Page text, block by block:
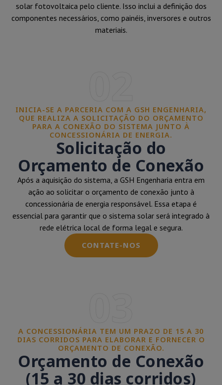
solar fotovoltaica pelo cliente. Isso inclui a definição dos
componentes necessários, como painéis, inversores e outros
materiais.
INICIA-SE A PARCERIA COM A GSH ENGENHARIA,
QUE REALIZA A SOLICITAÇÃO DO ORÇAMENTO
PARA A CONEXÃO DO SISTEMA JUNTO À
CONCESSIONÁRIA DE ENERGIA.
Solicitação do
Orçamento de Conexão
Após a aquisição do sistema, a GSH Engenharia entra em
ação ao solicitar o orçamento de conexão junto à
concessionária de energia responsável. Essa etapa é
essencial para garantir que o sistema solar será integrado à
rede elétrica local de forma legal e segura.
CONTATE-NOS
A CONCESSIONÁRIA TEM UM PRAZO DE 15 A 30
DIAS CORRIDOS PARA ELABORAR E FORNECER O
ORÇAMENTO DE CONEXÃO.
Orçamento de Conexão
(15 a 30 dias corridos)